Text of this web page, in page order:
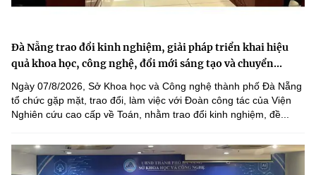
Đà Nẵng trao đổi kinh nghiệm, giải pháp triển khai hiệu
quả khoa học, công nghệ, đổi mới sáng tạo và chuyển...
Ngày 07/8/2026, Sở Khoa học và Công nghệ thành phố Đà Nẵng
tổ chức gặp mặt, trao đổi, làm việc với Đoàn công tác của Viện
Nghiên cứu cao cấp về Toán, nhằm trao đổi kinh nghiệm, đề...